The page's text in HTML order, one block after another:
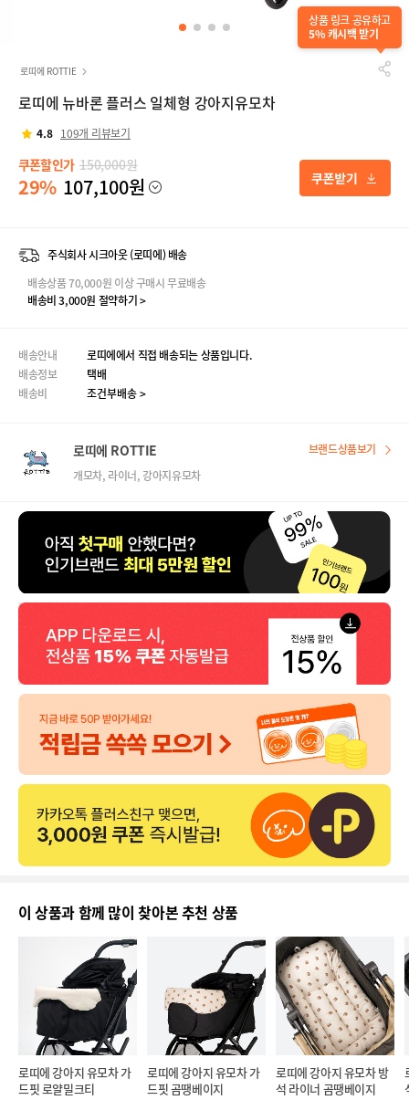
상품 링크 공유하고
5% 캐시백 받기
로띠에 ROTTIE
로띠에 뉴바론 플러스 일체형 강아지유모차
4.8 109개 리뷰보기
쿠폰할인가 150,000원
29% 107,100원
주식회사 시크아웃 (로띠에) 배송
배송상품 70,000원 이상 구매시 무료배송
배송비 3,000원 절약하기 >
배송안내
로띠에에서 직접 배송되는 상품입니다.
배송정보
택배
배송비
조건부배송 >
로띠에 ROTTIE
개모차, 라이너, 강아지유모차
브랜드상품보기
이 상품과 함께 많이 찾아본 추천 상품
로띠에 강아지 유모차 가
드핏 로얄밀크티
로띠에 강아지 유모차 가
드핏 곰땡베이지
로띠에 강아지 유모차 방
석 라이너 곰땡베이지